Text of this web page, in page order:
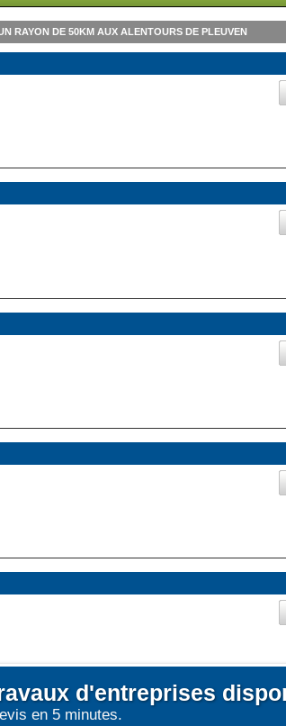
d'entreprises
en 5 minutes.
RAYON DE 50KM AUX ALENTOURS DE PLEUVEN
dans un rayon de 50km autour de Pleuven
sont utilisés pour la navigation, le fonctionnement